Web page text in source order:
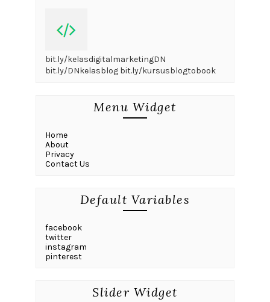
bit.ly/kelasdigitalmarketingDN
bit.ly/DNkelasblog bit.ly/kursusblogtobook
Menu Widget
Home
About
Privacy
Contact Us
Default Variables
facebook
twitter
instagram
pinterest
Slider Widget